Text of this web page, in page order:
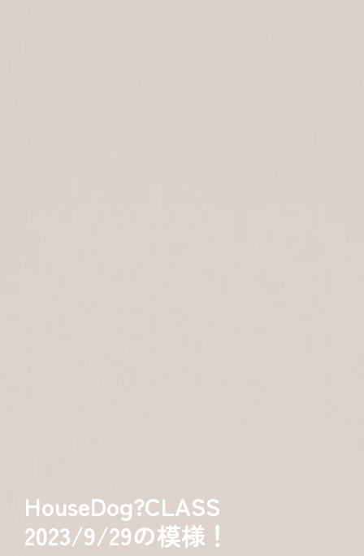
HouseDog?CLASS
2023/9/29の模様！